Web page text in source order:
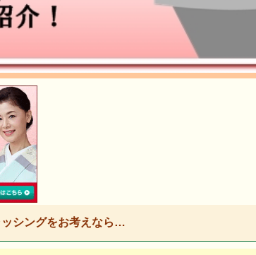
シングをお考えなら…